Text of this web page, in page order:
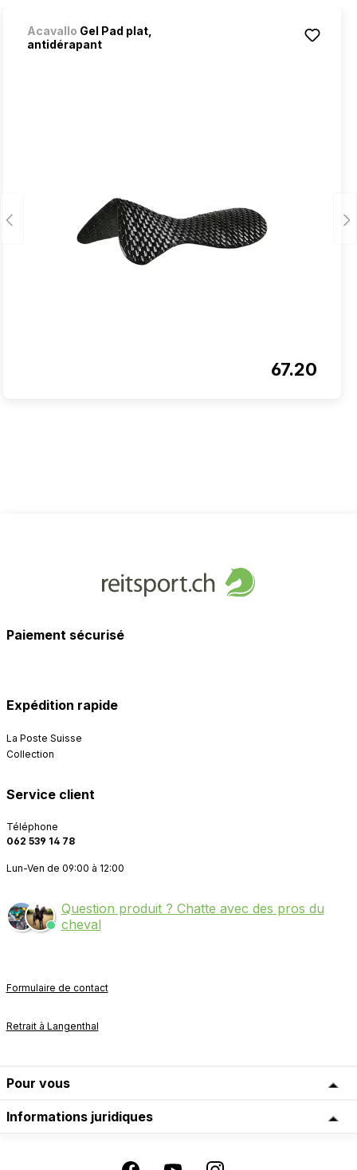
Acavallo Gel Pad plat,
antidérapant
67.20
Paiement sécurisé
Expédition rapide
La Poste Suisse
Collection
Service client
Téléphone
062 539 14 78
Lun-Ven de 09:00 à 12:00
Question produit ? Chatte avec des pros du
cheval
Formulaire de contact
Retrait à Langenthal
Pour vous
Informations juridiques